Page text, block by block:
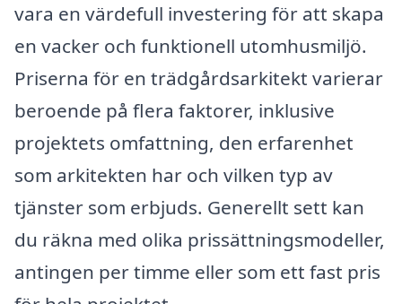
vara en värdefull investering för att skapa
en vacker och funktionell utomhusmiljö.
Priserna för en trädgårdsarkitekt varierar
beroende på flera faktorer, inklusive
projektets omfattning, den erfarenhet
som arkitekten har och vilken typ av
tjänster som erbjuds. Generellt sett kan
du räkna med olika prissättningsmodeller,
antingen per timme eller som ett fast pris